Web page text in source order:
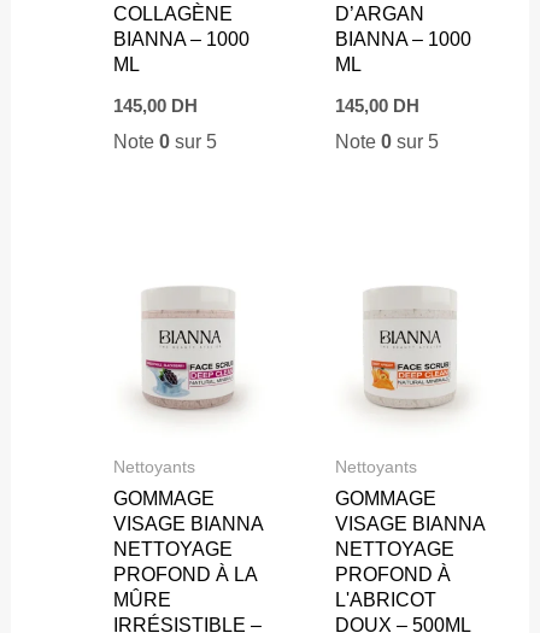
COLLAGÈNE
BIANNA – 1000
ML
145,00 DH
Note0 sur 5
D’ARGAN
BIANNA – 1000
ML
145,00 DH
Note0 sur 5
Nettoyants
GOMMAGE
VISAGE BIANNA
NETTOYAGE
PROFOND À LA
MÛRE
IRRÉSISTIBLE –
Nettoyants
GOMMAGE
VISAGE BIANNA
NETTOYAGE
PROFOND À
L'ABRICOT
DOUX – 500ML